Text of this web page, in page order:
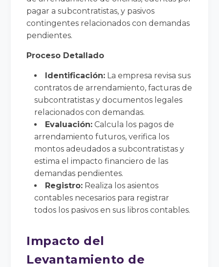
pagar a subcontratistas, y pasivos
contingentes relacionados con demandas
pendientes.
Proceso Detallado
Identificación: La empresa revisa sus
contratos de arrendamiento, facturas de
subcontratistas y documentos legales
relacionados con demandas.
Evaluación: Calcula los pagos de
arrendamiento futuros, verifica los
montos adeudados a subcontratistas y
estima el impacto financiero de las
demandas pendientes.
Registro: Realiza los asientos
contables necesarios para registrar
todos los pasivos en sus libros contables.
Impacto del
Levantamiento de